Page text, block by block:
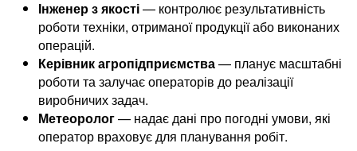
Інженер з якості— контролює результативність
роботи техніки, отриманої продукції або виконаних
операцій.
Керівник агропідприємства— планує масштабні
роботи та залучає операторів до реалізації
виробничих задач.
Метеоролог— надає дані про погодні умови, які
оператор враховує для планування робіт.